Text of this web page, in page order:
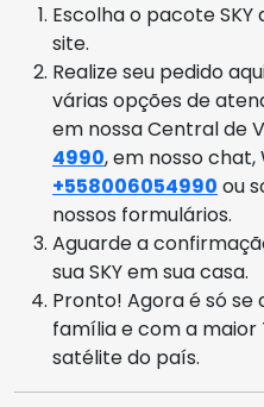
Escolha o pacote
site.
Realize seu pedido
várias opções de
em nossa Central de
4990, em nosso
+558006054990 ou
nossos formulários.
Aguarde a
sua SKY em sua casa.
Pronto! Agora é só
família e com a maior
satélite do país.